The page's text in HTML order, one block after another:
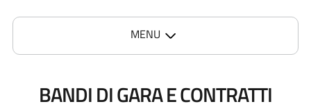
MENU
BANDI DI GARA E CONTRATTI